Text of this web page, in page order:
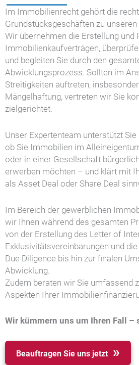
Im Immobilienrecht gehört die
Grundstücksgeschäften zu
Wir übernehmen die Erstellung und
Immobilienkaufverträgen,
und begleiten Sie durch den
Abwicklungsprozess. Sollten im
Streitigkeiten auftreten,
Mängelhaftung, vertreten wir Sie
zielgerichtet.
Unser Expertenteam unterstützt
ob Sie Immobilien im
oder in einer Gesellschaft
erwerben möchten – und klärt mit
als Asset Deal oder Share Deal
Im Bereich der gewerblichen
wir Ihnen während des gesamten
von der Erstellung des Letter of
Exklusivitätsvereinbarungen und
Due Diligence bis hin zur finalen
Abwicklung.
Zudem beraten wir Sie umfassend
Aspekten Ihrer
Wir kümmern uns um Ihren Fall –
Beauftragen Sie uns jetzt